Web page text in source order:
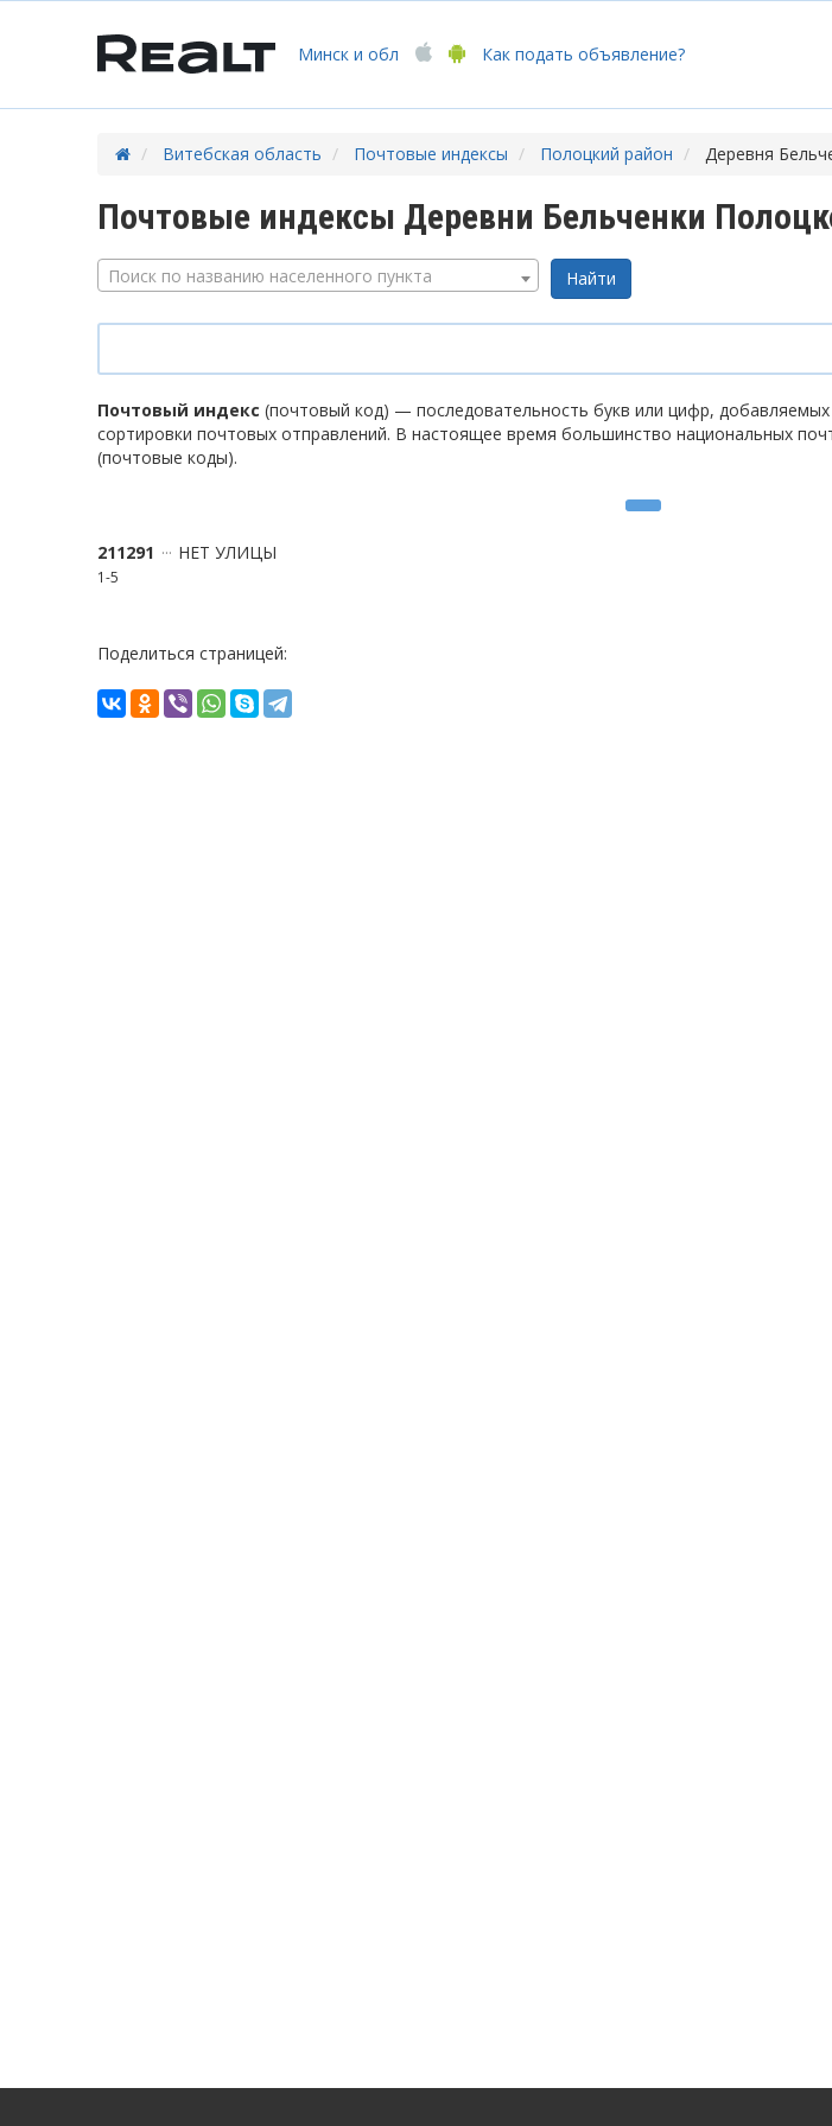
Минск и обл Как подать объявление?
Витебская область Почтовые индексы Полоцкий район Деревня
Почтовые индексы Деревни Бельченки
Поиск по названию населенного пункта
Почтовый индекс (почтовый код) — последовательность букв или цифр,
сортировки почтовых отправлений. В настоящее время большинство национальных
(почтовые коды).
211291 НЕТ УЛИЦЫ
1-5
Поделиться страницей: